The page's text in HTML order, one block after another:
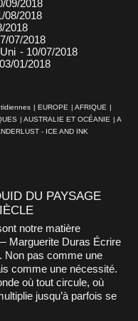
09/2018
08/2018
2018
07/2018
- 10/07/2018
01/2018
| EUROPE | AFRIQUE |
| AUSTRALIE ET OCÉANIE | A
- ICE AND INK
DU PAYSAGE
notre matière
Marguerite Duras Écrire
Non pas comme une
comme une nécessité.
où tout circule, où
jusqu’à parfois se